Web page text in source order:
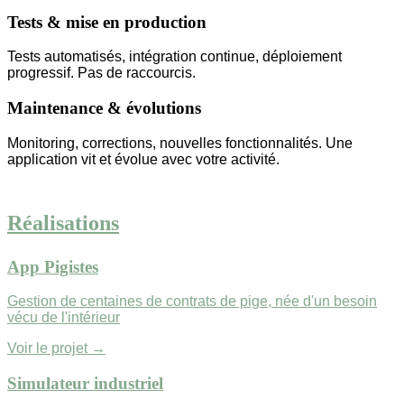
Tests & mise en production
Tests automatisés, intégration continue, déploiement
progressif. Pas de raccourcis.
Maintenance & évolutions
Monitoring, corrections, nouvelles fonctionnalités. Une
application vit et évolue avec votre activité.
Réalisations
App Pigistes
Gestion de centaines de contrats de pige, née d'un besoin
vécu de l'intérieur
Voir le projet →
Simulateur industriel